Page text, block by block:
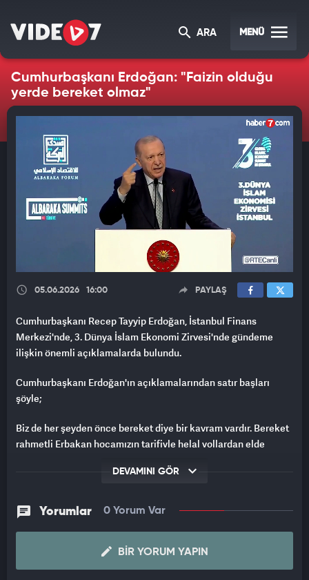
ARA MENÜ
Cumhurbaşkanı Erdoğan: "Faizin olduğu
yerde bereket olmaz"
05.06.2026 16:00 PAYLAŞ
Cumhurbaşkanı Recep Tayyip Erdoğan, İstanbul Finans
Merkezi'nde, 3. Dünya İslam Ekonomi Zirvesi'nde gündeme
ilişkin önemli açıklamalarda bulundu.
Cumhurbaşkanı Erdoğan'ın açıklamalarından satır başları
şöyle;
Biz de her şeyden önce bereket diye bir kavram vardır. Bereket
rahmetli Erbakan hocamızın tarifiyle helal yollardan elde
daha büyük olduğuna inanmakmaktır. Bereket kapitalist
mefhumdur. Faizin olduğu yerde bereket olmaz. Sömürünün,
haksızlığın, etik ve ahlak dışı rekabetin olduğu yerde bereket
DEVAMINI GÖR
Yorumlar 0 Yorum Var
BIR YORUM YAPIN